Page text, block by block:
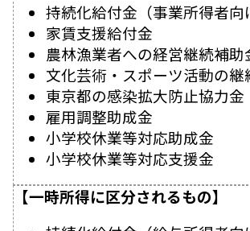
持続化給付金（事業所得者向
家賃支援給付金
農林漁業者への経営継続補助
文化芸術・スポーツ活動の継
東京都の感染拡大防止協力金
雇用調整助成金
小学校休業等対応助成金
小学校休業等対応支援金
【一時所得に区分されるもの】